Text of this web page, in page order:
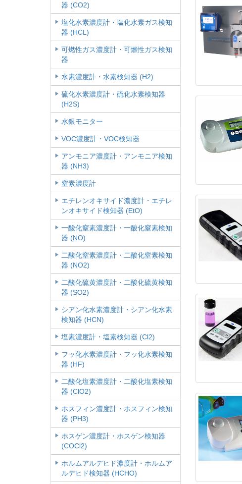
器 (CO2)
塩化水素濃度計・塩化水素ガス検知
器 (HCL)
可燃性ガス濃度計・可燃性ガス検知
器
水素濃度計・水素検知器 (H2)
硫化水素濃度計・硫化水素検知器
(H2S)
水銀モニター
VOC濃度計・VOC検知器
アンモニア濃度計・アンモニア検知
器 (NH3)
窒素濃度計
エチレンオキサイド濃度計・エチレ
ンオキサイド検知器 (EtO)
一酸化窒素濃度計・一酸化窒素検知
器 (NO)
二酸化窒素濃度計・二酸化窒素検知
器 (NO2)
二酸化硫黄濃度計・二酸化硫黄検知
器 (SO2)
シアン化水素濃度計・シアン化水素
検知器 (HCN)
塩素濃度計・塩素検知器 (Cl2)
フッ化水素濃度計・フッ化水素検知
器 (HF)
二酸化塩素濃度計・二酸化塩素検知
器 (ClO2)
ホスフィン濃度計・ホスフィン検知
器 (PH3)
ホスゲン濃度計・ホスゲン検知器
(COCl2)
ホルムアルデヒド濃度計・ホルムア
ルデヒド検知器 (HCHO)